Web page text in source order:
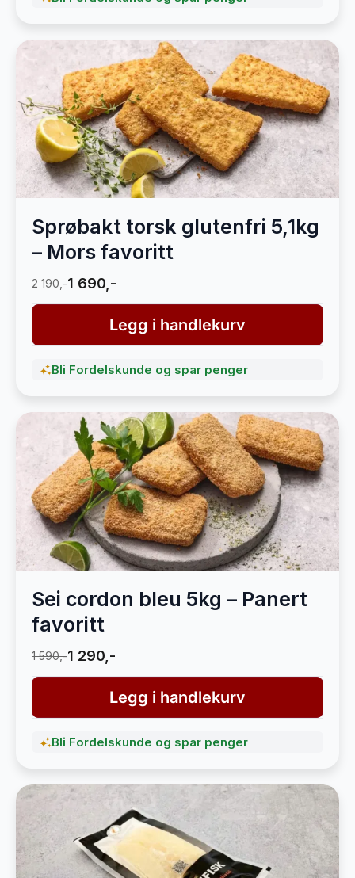
Sprøbakt torsk glutenfri 5,1kg
– Mors favoritt
2 190,-1 690,-
Legg i handlekurv
Bli Fordelskunde og spar penger
Sei cordon bleu 5kg – Panert
favoritt
1 590,-1 290,-
Legg i handlekurv
Bli Fordelskunde og spar penger